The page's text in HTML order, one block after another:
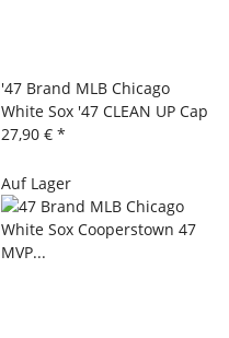
'47 Brand MLB Chicago
White Sox '47 CLEAN UP Cap
27,90 € *
Auf Lager